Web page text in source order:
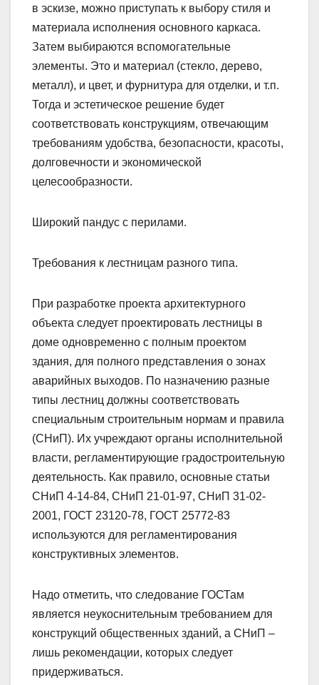
в эскизе, можно приступать к выбору стиля и
материала исполнения основного каркаса.
Затем выбираются вспомогательные
элементы. Это и материал (стекло, дерево,
металл), и цвет, и фурнитура для отделки, и т.п.
Тогда и эстетическое решение будет
соответствовать конструкциям, отвечающим
требованиям удобства, безопасности, красоты,
долговечности и экономической
целесообразности.
Широкий пандус с перилами.
Требования к лестницам разного типа.
При разработке проекта архитектурного
объекта следует проектировать лестницы в
доме одновременно с полным проектом
здания, для полного представления о зонах
аварийных выходов. По назначению разные
типы лестниц должны соответствовать
специальным строительным нормам и правила
(СНиП). Их учреждают органы исполнительной
власти, регламентирующие градостроительную
деятельность. Как правило, основные статьи
СНиП 4-14-84, СНиП 21-01-97, СНиП 31-02-
2001, ГОСТ 23120-78, ГОСТ 25772-83
используются для регламентирования
конструктивных элементов.
Надо отметить, что следование ГОСТам
является неукоснительным требованием для
конструкций общественных зданий, а СНиП –
лишь рекомендации, которых следует
придерживаться.